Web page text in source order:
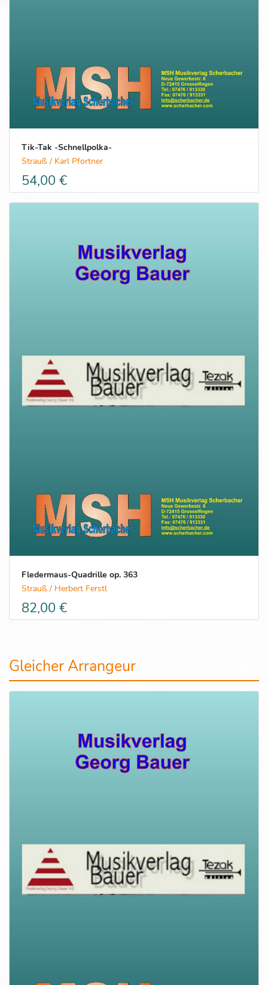
Tik-Tak -Schnellpolka-
Strauß / Karl Pfortner
54,00 €
Fledermaus-Quadrille op. 363
Strauß / Herbert Ferstl
82,00 €
Gleicher Arrangeur